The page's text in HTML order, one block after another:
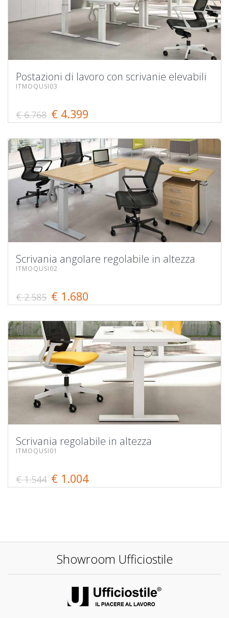
Postazioni di lavoro con scrivanie elevabili
ITMOQUSI03
€ 6.768 € 4.399
Scrivania angolare regolabile in altezza
ITMOQUSI02
€ 2.585 € 1.680
Scrivania regolabile in altezza
ITMOQUSI01
€ 1.544 € 1.004
Showroom Ufficiostile